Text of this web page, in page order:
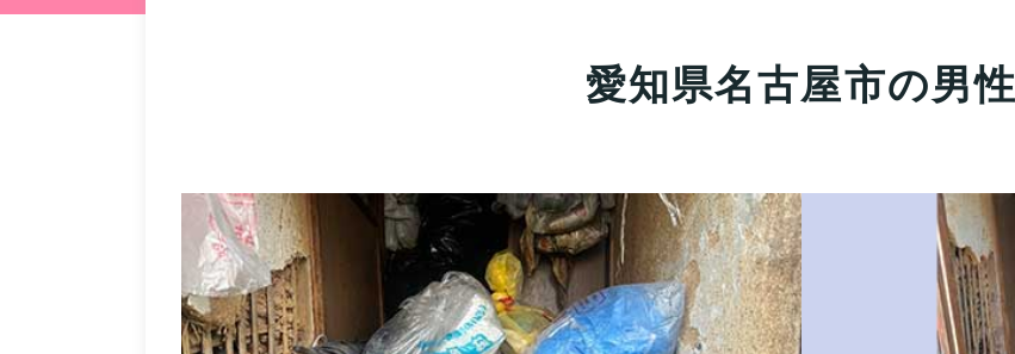
愛知県名古屋市の男性